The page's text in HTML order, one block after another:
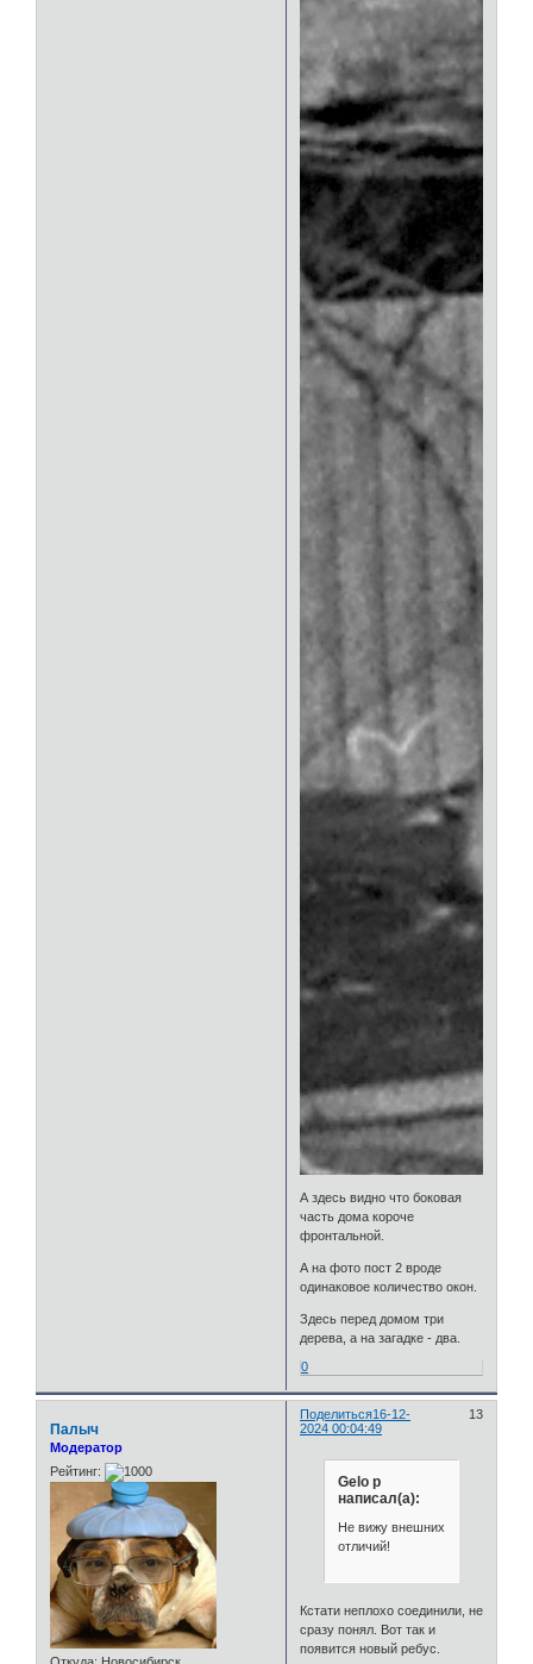
А здесь видно что боковая
часть дома короче
фронтальной.
А на фото пост 2 вроде
одинаковое количество окон.
Здесь перед домом три
дерева, а на загадке - два.
0
Поделиться 13
16-12-
2024 00:04:49
Палыч
Модератор
Рейтинг:
Gelo p
написал(а):
Не вижу внешних
отличий!
Кстати неплохо соединили, не
сразу понял. Вот так и
появится новый ребус.